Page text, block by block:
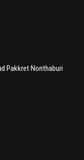
Pakkret Nonthaburi